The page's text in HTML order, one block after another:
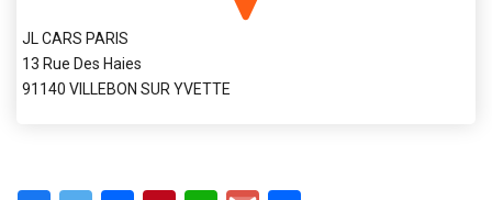
JL CARS PARIS
13 Rue Des Haies
91140 VILLEBON SUR YVETTE